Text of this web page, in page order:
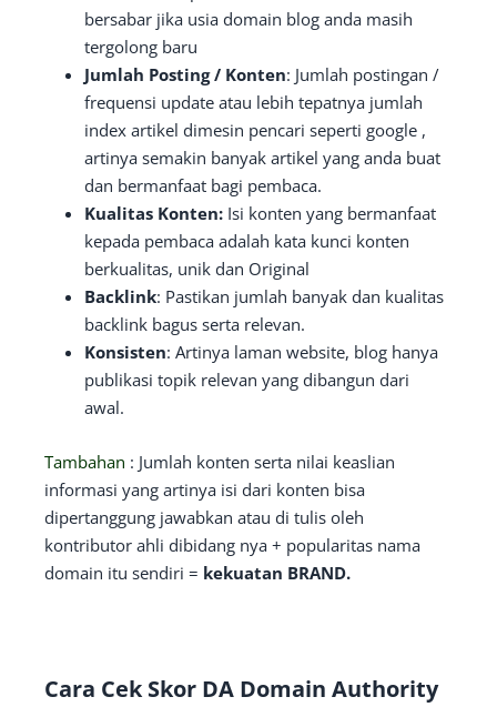
bersabar jika usia domain blog anda masih
tergolong baru
Jumlah Posting / Konten: Jumlah postingan /
frequensi update atau lebih tepatnya jumlah
index artikel dimesin pencari seperti google ,
artinya semakin banyak artikel yang anda buat
dan bermanfaat bagi pembaca.
Kualitas Konten: Isi konten yang bermanfaat
kepada pembaca adalah kata kunci konten
berkualitas, unik dan Original
Backlink: Pastikan jumlah banyak dan kualitas
backlink bagus serta relevan.
Konsisten: Artinya laman website, blog hanya
publikasi topik relevan yang dibangun dari
awal.
Tambahan : Jumlah konten serta nilai keaslian
informasi yang artinya isi dari konten bisa
dipertanggung jawabkan atau di tulis oleh
kontributor ahli dibidang nya + popularitas nama
domain itu sendiri = kekuatan BRAND.
Cara Cek Skor DA Domain Authority